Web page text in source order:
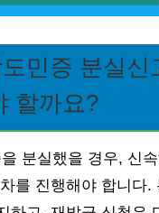
민증 분실신
할까요?
분실했을 경우, 신
를 진행해야 합니다.